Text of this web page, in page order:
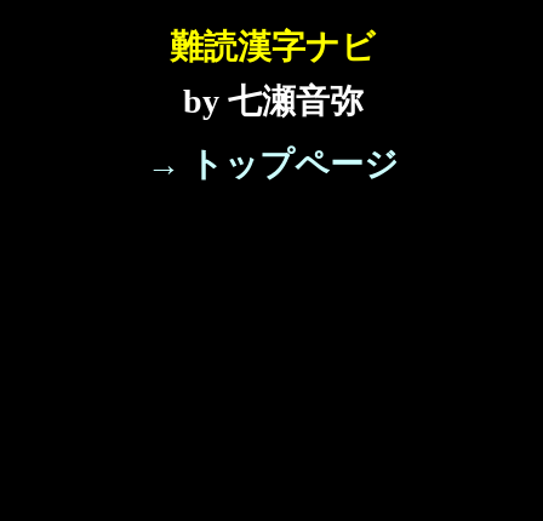
難読漢字ナビ
by 七瀬音弥
→ トップページ